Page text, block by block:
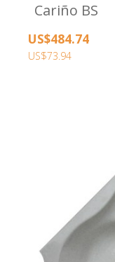
Cariño BS
US$484.74
US$73.94